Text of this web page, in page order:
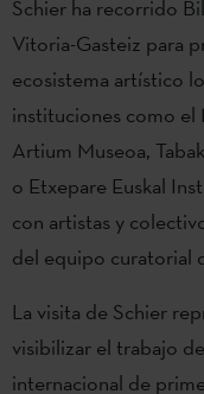
Schier ha recorrido
Vitoria-Gasteiz para
ecosistema artístico
instituciones como el
Artium Museoa,
o Etxepare Euskal
con artistas y
del equipo curatorial
La visita de Schier
visibilizar el trabajo
internacional de